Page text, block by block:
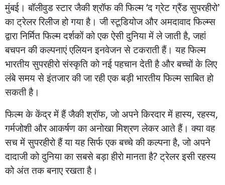
मुंबई। बॉलीवुडस्टारजैकीश्रॉफकीफिल्म‘दग्रेटग्रैंडसुपरहीरो’
काट्रेलररिलीजहोगयाहै। जीस्टूडियोजऔरअमदावादफिल्म्स
द्वारानिर्मितफिल्मदर्शकोंकोएकऐसीदुनियामेंलेजातीहै, जहां
बचपनकीकल्पनाएंएलियनइनवेजनसेटकरातीहैं। यहफिल्म
भारतीयसुपरहीरोसंस्कृतिकोनईपहचानदेतीहैऔरबच्चोंकेलिए
लंबेसमयसेइंतजारकीजारहीएकबड़ीभारतीयफिल्मसाबितहो
सकतीहै।
फिल्मकेकेंद्रमेंहैंजैकीश्रॉफ,जोअपनेकिरदारमेंहास्य,रहस्य,
गर्मजोशीऔरआकर्षणकाअनोखामिश्रणलेकरआतेहैं। क्यावह
सचमेंसुपरहीरोहैंयायहसिर्फएकबच्चेकीकल्पनाहै, जोअपने
दादाजीकोदुनियाकासबसेबड़ाहीरोमानताहै?ट्रेलरइसीरहस्य
कोअंततकबनाएरखताहै।